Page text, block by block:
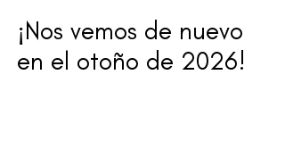
¡Nos vemos de nuevo
en el otoño de 2026!